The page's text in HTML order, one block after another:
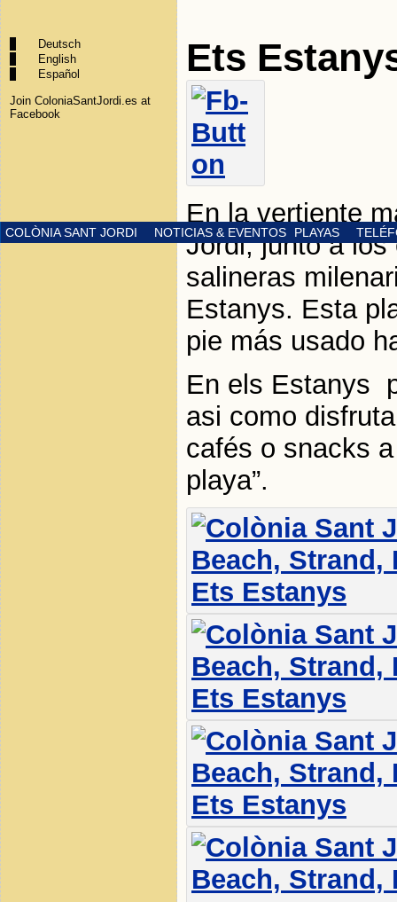
COLÒNIA SANT JORDI NOTICIAS & EVENTOS PLAYAS
Deutsch
English
Español
Join ColoniaSantJordi.es at
Facebook
Ets
En la vertiente
Jordi, junto a
salineras
Estanys. Esta
pie más usado
En els Estanys
asi como
cafés o snacks
playa”.